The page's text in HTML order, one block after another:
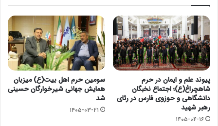
پیوند علم و ایمان در حرم
شاهچراغ(ع)؛ اجتماع نخبگان
دانشگاهی و حوزوی فارس در رثای
رهبر شهید
۱۴۰۵-۰۴-۱۶
سومین حرم اهل بیت(ع) میزبان
همایش جهانی شیرخوارگان حسینی
شد
۱۴۰۵-۰۳-۲۱